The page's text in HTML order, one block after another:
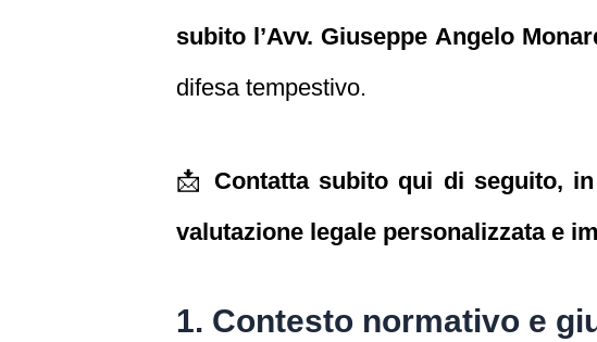
subito l’Avv. Giuseppe Angelo
difesa tempestivo.
📩 Contatta subito qui di seguito,
valutazione legale personalizzata e
1. Contesto normativo e